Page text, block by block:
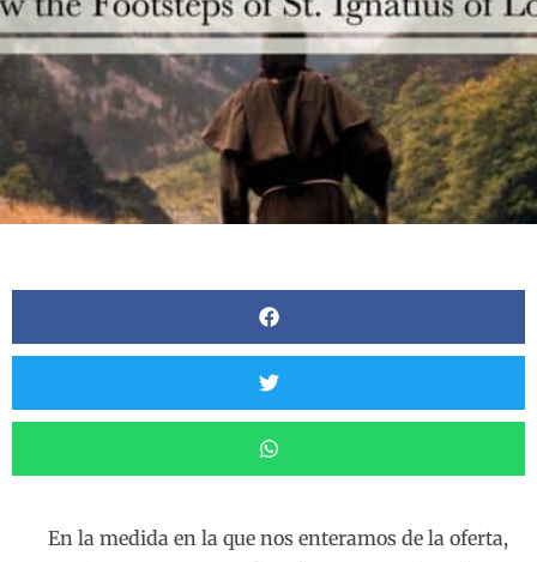
En la medida en la que nos enteramos de la oferta,